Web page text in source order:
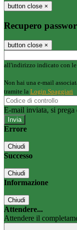
button close ×
Recupero
button close ×
all'indirizzo indicato con le
Non hai una e-mail
tramite la Login Spaggiari
E-mail inviata, si prega
Errore
Chiudi
Successo
Chiudi
Informazione
Chiudi
Attendere...
Attendere il